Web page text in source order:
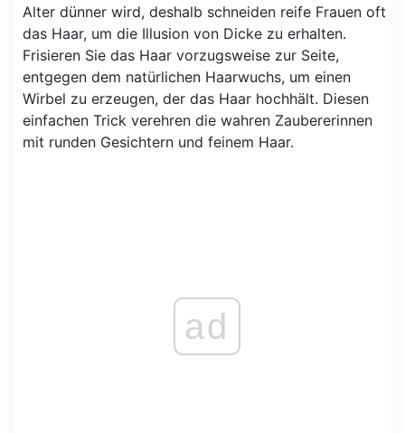
Alter dünner wird, deshalb schneiden reife Frauen oft
das Haar, um die Illusion von Dicke zu erhalten.
Frisieren Sie das Haar vorzugsweise zur Seite,
entgegen dem natürlichen Haarwuchs, um einen
Wirbel zu erzeugen, der das Haar hochhält. Diesen
einfachen Trick verehren die wahren Zaubererinnen
mit runden Gesichtern und feinem Haar.
ad